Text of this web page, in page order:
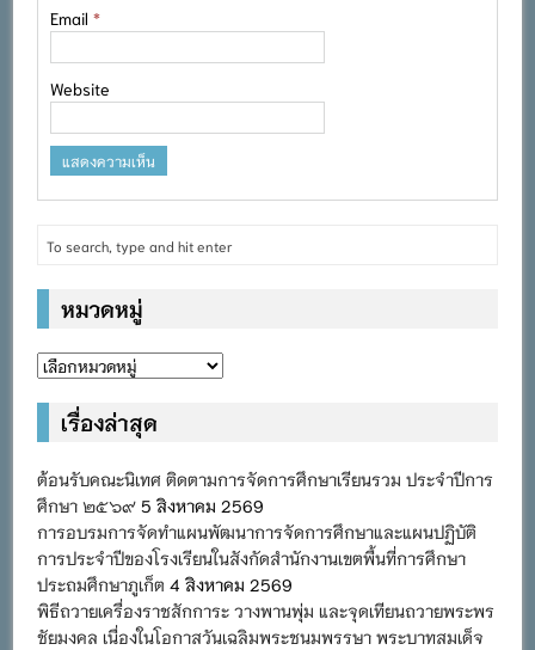
Email*
Website
หมวดหมู่
หมวด
เรื่องล่าสุด
ต้อนรับคณะนิเทศ ติดตามการจัดการศึกษาเรียนรวม ประจำปีการ
ศึกษา ๒๕๖๙ 5 สิงหาคม 2569
การอบรมการจัดทำแผนพัฒนาการจัดการศึกษาและแผนปฏิบัติ
การประจำปีของโรงเรียนในสังกัดสำนักงานเขตพื้นที่การศึกษา
ประถมศึกษาภูเก็ต 4 สิงหาคม 2569
พิธีถวายเครื่องราชสักการะ วางพานพุ่ม และจุดเทียนถวายพระพร
ชัยมงคล เนื่องในโอกาสวันเฉลิมพระชนมพรรษา พระบาทสมเด็จ